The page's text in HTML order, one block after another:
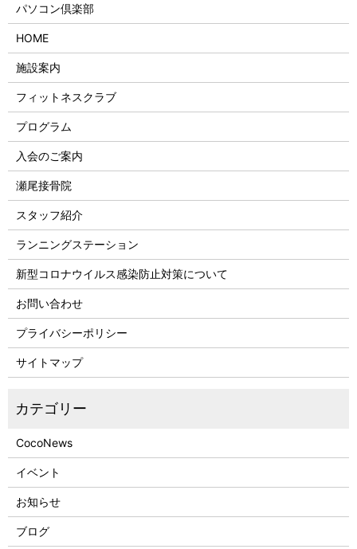
パソコン倶楽部
HOME
施設案内
フィットネスクラブ
プログラム
入会のご案内
瀬尾接骨院
スタッフ紹介
ランニングステーション
新型コロナウイルス感染防止対策について
お問い合わせ
プライバシーポリシー
サイトマップ
CocoNews
イベント
お知らせ
ブログ